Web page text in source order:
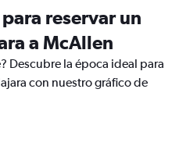
reservar un
a McAllen
Descubre la época ideal para
con nuestro gráfico de